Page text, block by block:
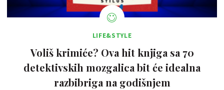
LIFE&STYLE
Voliš krimiće? Ova hit knjiga sa 70
detektivskih mozgalica bit će idealna
razbibriga na godišnjem